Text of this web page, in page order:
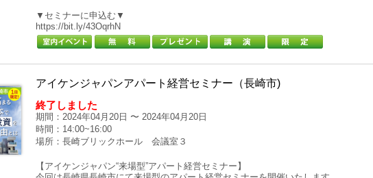
▼セミナーに申込む▼
https://bit.ly/43OqrhN
アイケンジャパンアパート経営セミナー（長崎市)
終了しました
期間：2024年04月20日 〜 2024年04月20日
時間：14:00~16:00
場所：長崎ブリックホール 会議室３
【アイケンジャパン“来場型”アパート経営セミナー】